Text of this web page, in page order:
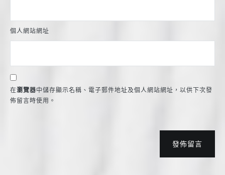
個人網站網址
在瀏覽器中儲存顯示名稱、電子郵件地址及個人網站網址，以供下次發
佈留言時使用。
發佈留言